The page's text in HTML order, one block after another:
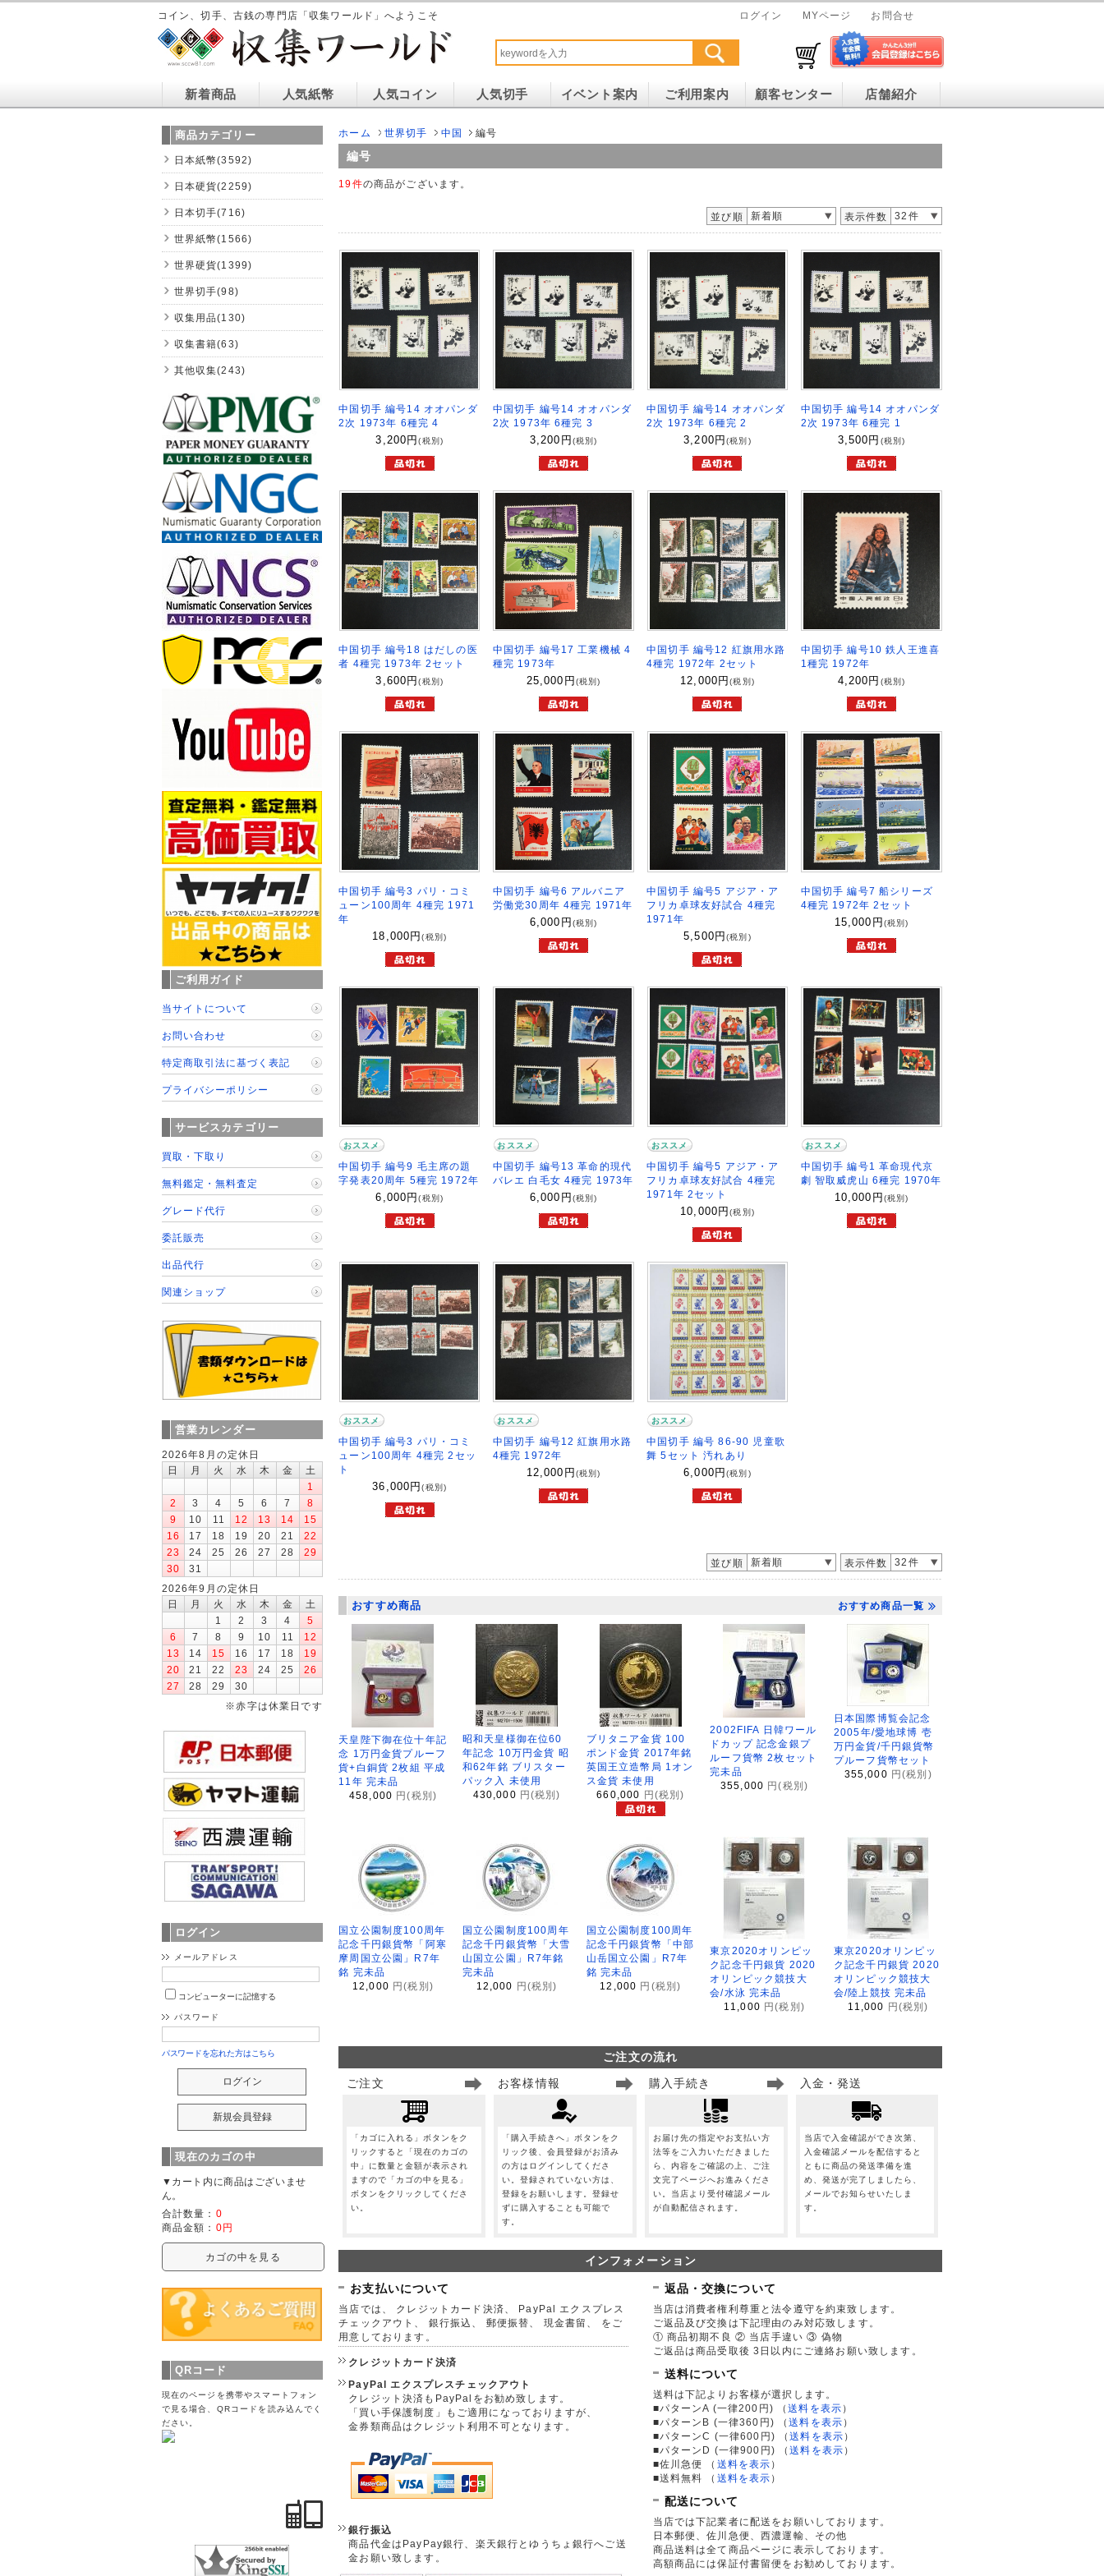
コイン、切手、古銭の専門店「収集ワールド」へようこそ ログイン MYページ お問合せ
新着商品 人気紙幣 人気コイン 人気切手 イベント案内 ご利用案内 顧客センター 店舗紹介
ホーム 世界切手 中国 編号
編号
19件の商品がございます。
並び順 新着順 表示件数 32件
中国切手 編号14 オオパンダ
2次 1973年 6種完 4
3,200 円(税別)
中国切手 編号14 オオパンダ
2次 1973年 6種完 3
3,200 円 (税別)
中国切手 編号14 オオパンダ
2次 1973年 6種完 2
3,200 円(税別)
中国切手 編号14 オオパンダ
2次 1973年 6種完 1
3,500 円 (税別)
中国切手 編号18 はだしの医
者 4種完 1973年 2セット
3,600 円(税別)
中国切手 編号17 工業機械 4
種完 1973年
25,000 円 (税別)
中国切手 編号12 紅旗用水路
4種完 1972年 2セット
12,000 円(税別)
中国切手 編号10 鉄人王進喜
1種完 1972年
4,200 円 (税別)
中国切手 編号3 パリ・コミ
ューン100周年 4種完 1971
年
18,000 円(税別)
中国切手 編号6 アルバニア
労働党30周年 4種完 1971年
6,000 円 (税別)
中国切手 編号5 アジア・ア
フリカ卓球友好試合 4種完
1971年
5,500 円(税別)
中国切手 編号7 船シリーズ
4種完 1972年 2セット
15,000 円 (税別)
おススメ
中国切手 編号9 毛主席の題
字発表20周年 5種完 1972年
6,000 円(税別)
おススメ
中国切手 編号13 革命的現代
バレエ 白毛女 4種完 1973年
6,000 円 (税別)
おススメ
中国切手 編号5 アジア・ア
フリカ卓球友好試合 4種完
1971年 2セット
10,000 円(税別)
おススメ
中国切手 編号1 革命現代京
劇 智取威虎山 6種完 1970年
10,000 円 (税別)
おススメ
中国切手 編号3 パリ・コミ
ューン100周年 4種完 2セッ
ト
36,000 円(税別)
おススメ
中国切手 編号12 紅旗用水路
4種完 1972年
12,000 円 (税別)
おススメ
中国切手 編号 86-90 児童歌
舞 5セット 汚れあり
6,000 円(税別)
並び順 新着順 表示件数 32件
おすすめ商品 おすすめ商品一覧
天皇陛下御在位十年記
念 1万円金貨プルーフ
貨+白銅貨 2枚組 平成
11年 完未品
458,000 円(税別)
昭和天皇様御在位60
年記念 10万円金貨 昭
和62年銘 ブリスター
パック入 未使用
430,000 円(税別)
ブリタニア金貨 100
ポンド金貨 2017年銘
英国王立造幣局 1オン
ス金貨 未使用
660,000 円(税別)
2002FIFA 日韓ワール
ドカップ 記念金銀プ
ルーフ貨幣 2枚セット
完未品
355,000 円(税別)
日本国際博覧会記念
2005年/愛地球博 壱
万円金貨/千円銀貨幣
プルーフ貨幣セット
355,000 円(税別)
国立公園制度100周年
記念千円銀貨幣「阿寒
摩周国立公園」R7年
銘 完未品
12,000 円(税別)
国立公園制度100周年
記念千円銀貨幣「大雪
山国立公園」R7年銘
完未品
12,000
円(税別)
国立公園制度100周年
記念千円銀貨幣「中部
山岳国立公園」R7年
銘 完未品
12,000 円(税別)
東京2020オリンピッ
ク記念千円銀貨 2020
オリンピック競技大
会/水泳 完未品
11,000 円(税別)
東京2020オリンピッ
ク記念千円銀貨 2020
オリンピック競技大
会/陸上競技 完未品
11,000
円(税別)
ご注文の流れ
ご注文
「カゴに入れる」ボタンをク
リックすると「現在のカゴの
中」に数量と金額が表示され
ますので「カゴの中を見る」
ボタンをクリックしてくださ
い。
お客様情報
「購入手続きへ」ボタンをク
リック後、会員登録がお済み
の方はログインしてくださ
い。登録されていない方は、
登録をお願いします。登録せ
ずに購入することも可能で
す。
購入手続き
お届け先の指定やお支払い方
法等をご入力いただきました
ら、内容をご確認の上、ご注
文完了ページへお進みくださ
い。当店より受付確認メール
が自動配信されます。
入金・発送
当店で入金確認ができ次第、
入金確認メールを配信すると
ともに商品の発送準備を進
め、発送が完了しましたら、
メールでお知らせいたしま
す。
インフォメーション
お支払いについて
当店では、 クレジットカード決済、 PayPal エクスプレス
チェックアウト、 銀行振込、 郵便振替、 現金書留、 をご
用意しております。
クレジットカード決済
PayPal エクスプレスチェックアウト
クレジット決済もPayPalをお勧め致します。
「買い手保護制度」もご適用になっておりますが、
金券類商品はクレジット利用不可となります。
銀行振込
商品代金はPayPay銀行、楽天銀行とゆうちょ銀行へご送
金お願い致します。
返品・交換について
当店は消費者権利尊重と法令遵守を約束致します。
ご返品及び交換は下記理由のみ対応致します。
① 商品初期不良 ② 当店手違い ③ 偽物
ご返品は商品受取後 3日以内にご連絡お願い致します。
送料について
送料は下記よりお客様が選択します。
■パターンA (一律200円)
（送料を表示 ）
■パターンB (一律360円)
（送料を表示 ）
■パターンC (一律600円)
（送料を表示 ）
■パターンD (一律900円)
（送料を表示 ）
■佐川急便
（ 送料を表示 ）
■送料無料
（ 送料を表示 ）
配送について
当店では下記業者に配送をお願いしております。
日本郵便、佐川急便、西濃運輸、その他
商品送料は全て商品ページに表示しております。
高額商品には保証付書留便をお勧めしております。
商品カテゴリー
日本紙幣(3592)
日本硬貨(2259)
日本切手(716)
世界紙幣(1566)
世界硬貨(1399)
世界切手(98)
収集用品(130)
収集書籍(63)
其他収集(243)
ご利用ガイド
当サイトについて
お問い合わせ
特定商取引法に基づく表記
プライバシーポリシー
サービスカテゴリー
買取・下取り
無料鑑定・無料査定
グレード代行
委託販売
出品代行
関連ショップ
営業カレンダー
2026年8月の定休日
日
月 火 水 木 金
土
1
2
3 4 5 6 7
8
9
10 11 12 13 14
15
16
17 18 19 20 21
22
23
24 25 26 27 28
29
30
31
2026年9月の定休日
日
月 火 水 木 金
土
1
2 3 4
5
6
7 8 9 10 11
12
13
14 15 16 17 18
19
20
21 22 23 24 25
26
27
28 29
30
※赤字は休業日です
ログイン
メールアドレス
コンピューターに記憶する
パスワード
パスワードを忘れた方はこちら
現在のカゴの中
▼カート内に商品はございませ
ん。
合計数量： 0
商品金額： 0円
カゴの中を見る
QRコード
現在のページを携帯やスマートフォン
で見る場合、QRコードを読み込んでく
ださい。